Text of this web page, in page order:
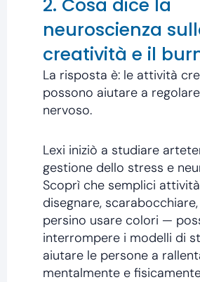
2. Cosa dice la
neuroscienza
creatività e il
La risposta è: le attività
possono aiutare a
nervoso.
Lexi iniziò a studiare
gestione dello stress e
Scoprì che semplici
disegnare,
persino usare colori —
interrompere i modelli di
aiutare le persone a
mentalmente e